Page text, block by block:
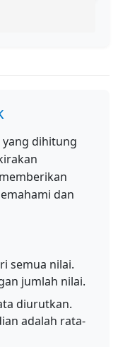
dihitung
dan
semua nilai.
jumlah nilai.
diurutkan.
adalah rata-